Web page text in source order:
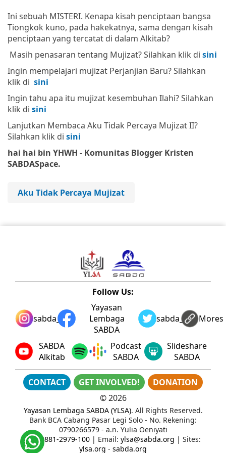
Ini sebuah MISTERI. Kenapa kisah penciptaan bangsa
Tiongkok kuno, pada hakekatnya, sama dengan kisah
penciptaan yang tercatat di dalam Alkitab?
Masih penasaran tentang Mujizat? Silahkan klik di sini
Ingin mempelajari mujizat Perjanjian Baru? Silahkan
klik di sini
Ingin tahu apa itu mujizat kesembuhan Ilahi? Silahkan
klik di sini
Lanjutkan Membaca Aku Tidak Percaya Mujizat II?
Silahkan klik di sini
hai hai bin YHWH - Komunitas Blogger Kristen
SABDASpace.
Aku Tidak Percaya Mujizat
Follow Us:
sabda_ylsa
Yayasan
Lembaga
SABDA
sabda_ylsaMores
SABDA
Alkitab
Podcast
SABDA
Slideshare
SABDA
CONTACT GET INVOLVED!
DONATION
©2026
Yayasan Lembaga SABDA (YLSA). All Rights Reserved.
Bank BCA Cabang Pasar Legi Solo - No. Rekening:
0790266579 - a.n. Yulia Oeniyati
WA:0881-2979-100| Email: ylsa@sabda.org | Sites:
ylsa.org - sabda.org